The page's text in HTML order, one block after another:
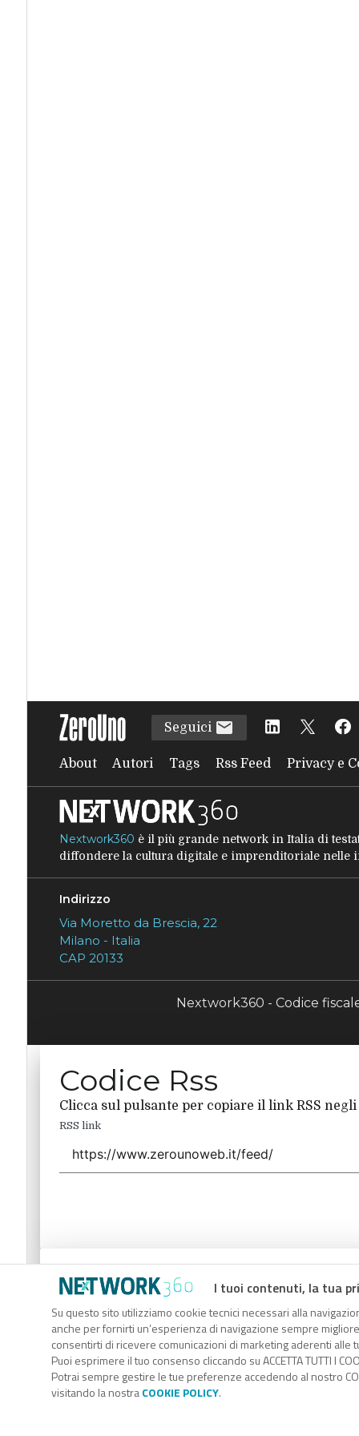
I tuoi contenuti, la tua
Su questo sito utilizziamo cookie tecnici necessari alla
anche per fornirti un’esperienza di navigazione sempre
consentirti di ricevere comunicazioni di marketing aderenti alle
Puoi esprimere il tuo consenso cliccando su ACCETTA TUTTI I
Potrai sempre gestire le tue preferenze accedendo al nostro
visitando la nostraCOOKIE POLICY.
Seguici
About Autori Tags Rss Feed Privacy e
Nextwork360 è il più grande network in Italia di
diffondere la cultura digitale e imprenditoriale nelle
Indirizzo
Via Moretto da Brescia, 22
Milano - Italia
CAP 20133
Nextwork360 - Codice
Codice Rss
Clicca sul pulsante per copiare il link RSS
RSS link
Codice Rss
Clicca sul pulsante per copiare il link RSS
RSS link